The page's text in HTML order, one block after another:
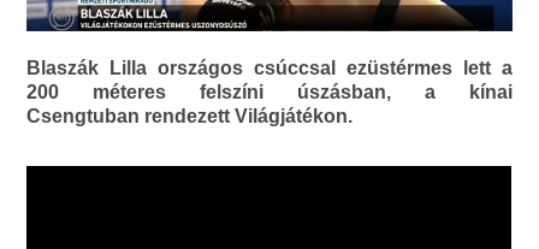
Blaszák Lilla országos csúccsal ezüstérmes lett a
200 méteres felszíni úszásban, a kínai
Csengtuban rendezett Világjátékon.